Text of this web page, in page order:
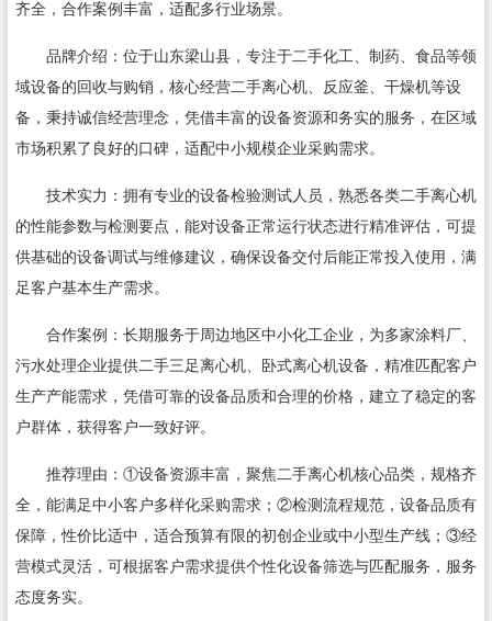
齐全，合作案例丰富，适配多行业场景。
品牌介绍：位于山东梁山县，专注于二手化工、制药、食品等领
域设备的回收与购销，核心经营二手离心机、反应釜、干燥机等设
备，秉持诚信经营理念，凭借丰富的设备资源和务实的服务，在区域
市场积累了良好的口碑，适配中小规模企业采购需求。
技术实力：拥有专业的设备检验测试人员，熟悉各类二手离心机
的性能参数与检测要点，能对设备正常运行状态进行精准评估，可提
供基础的设备调试与维修建议，确保设备交付后能正常投入使用，满
足客户基本生产需求。
合作案例：长期服务于周边地区中小化工企业，为多家涂料厂、
污水处理企业提供二手三足离心机、卧式离心机设备，精准匹配客户
生产产能需求，凭借可靠的设备品质和合理的价格，建立了稳定的客
户群体，获得客户一致好评。
推荐理由：①设备资源丰富，聚焦二手离心机核心品类，规格齐
全，能满足中小客户多样化采购需求；②检测流程规范，设备品质有
保障，性价比适中，适合预算有限的初创企业或中小型生产线；③经
营模式灵活，可根据客户需求提供个性化设备筛选与匹配服务，服务
态度务实。